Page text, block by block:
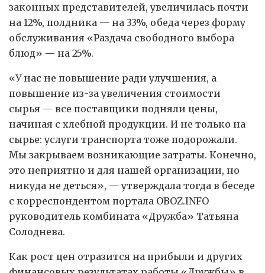
законных представителей, увеличилась почти
на 12%, полдника — на 33%, обеда через форму
обслуживания «Раздача свободного выбора
блюд» — на 25%.
«У нас не повышение ради улучшения, а
повышение из-за увеличения стоимости
сырья — все поставщики подняли цены,
начиная с хлебной продукции. И не только на
сырье: услуги транспорта тоже подорожали.
Мы закрываем возникающие затраты. Конечно,
это неприятно и для нашей организации, но
никуда не деться», — утверждала тогда в беседе
с корреспондентом портала OBOZ.INFO
руководитель комбината «Дружба» Татьяна
Солоднева.
Как рост цен отразится на прибыли и других